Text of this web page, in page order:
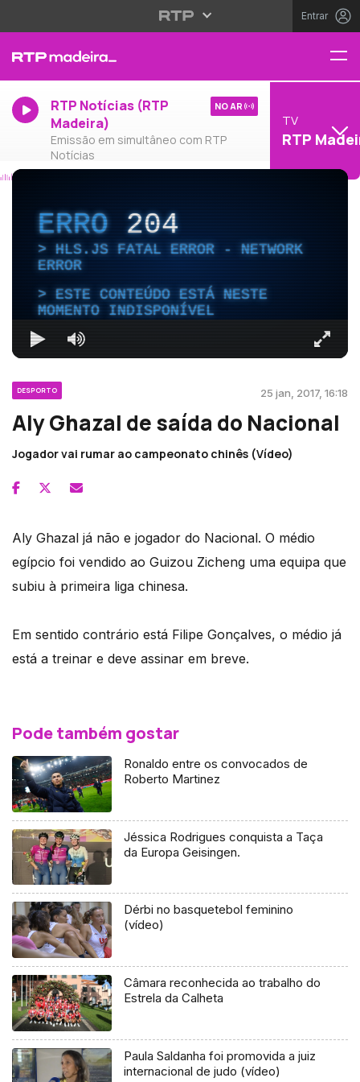
Entrar
RTP Notícias (RTP
Madeira)
Emissão em simultâneo com RTP
Notícias
NO AR
TV
RTP
ERRO204
HLS.JS FATAL ERROR - NETWORK
ERROR
ESTE CONTEÚDO ESTÁ NESTE
MOMENTO INDISPONÍVEL
DESPORTO 25 jan, 2017, 16:18
Aly Ghazal de saída do Nacional
Jogador vai rumar ao campeonato chinês (Vídeo)
Aly Ghazal já não e jogador do Nacional. O médio
egípcio foi vendido ao Guizou Zicheng uma equipa que
subiu à primeira liga chinesa.
Em sentido contrário está Filipe Gonçalves, o médio já
está a treinar e deve assinar em breve.
Pode também gostar
Ronaldo entre os convocados de
Roberto Martinez
Jéssica Rodrigues conquista a Taça
da Europa Geisingen.
Dérbi no basquetebol feminino
(vídeo)
Câmara reconhecida ao trabalho do
Estrela da Calheta
Paula Saldanha foi promovida a juiz
internacional de judo (vídeo)